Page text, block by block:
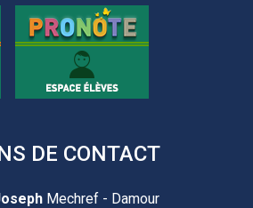
DE CONTACT
Mechref - Damour